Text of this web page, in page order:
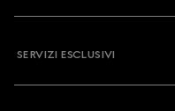
SERVIZI ESCLUSIVI